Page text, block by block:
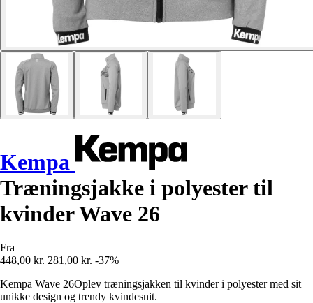
Kempa
Træningsjakke i polyester til
kvinder Wave 26
Fra
448,00 kr. 281,00 kr. -37%
Kempa Wave 26Oplev træningsjakken til kvinder i polyester med sit
unikke design og trendy kvindesnit.